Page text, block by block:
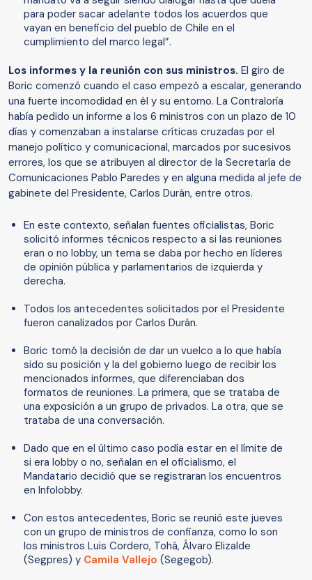
para poder sacar adelante todos los acuerdos que
vayan en beneficio del pueblo de Chile en el
cumplimiento del marco legal”.
Los informes y la reunión con sus ministros. El giro de
Boric comenzó cuando el caso empezó a escalar, generando
una fuerte incomodidad en él y su entorno. La Contraloría
había pedido un informe a los 6 ministros con un plazo de 10
días y comenzaban a instalarse críticas cruzadas por el
manejo político y comunicacional, marcados por sucesivos
errores, los que se atribuyen al director de la Secretaría de
Comunicaciones Pablo Paredes y en alguna medida al jefe de
gabinete del Presidente, Carlos Durán, entre otros.
En este contexto, señalan fuentes oficialistas, Boric
solicitó informes técnicos respecto a si las reuniones
eran o no lobby, un tema se daba por hecho en líderes
de opinión pública y parlamentarios de izquierda y
derecha.
Todos los antecedentes solicitados por el Presidente
fueron canalizados por Carlos Durán.
Boric tomó la decisión de dar un vuelco a lo que había
sido su posición y la del gobierno luego de recibir los
mencionados informes, que diferenciaban dos
formatos de reuniones. La primera, que se trataba de
una exposición a un grupo de privados. La otra, que se
trataba de una conversación.
Dado que en el último caso podía estar en el límite de
si era lobby o no, señalan en el oficialismo, el
Mandatario decidió que se registraran los encuentros
en Infolobby.
Con estos antecedentes, Boric se reunió este jueves
con un grupo de ministros de confianza, como lo son
los ministros Luis Cordero, Tohá, Álvaro Elizalde
(Segpres) y Camila Vallejo (Segegob).